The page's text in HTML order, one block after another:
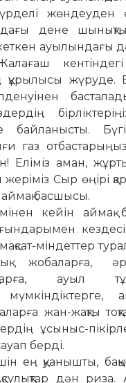
жөндеуден
дене
ауылындағы
құ­ры­лы­сы жү­­руде.
байланысты.
газ
Елі­міз аман,
жеріміз Сыр өңірі
аймақ бас­шы­сы.
кейін аймақ
міндеттер
жобаларға,
ауыл
жан-жақты
ұсыныс-
берді.
ең қуанышты,
дән